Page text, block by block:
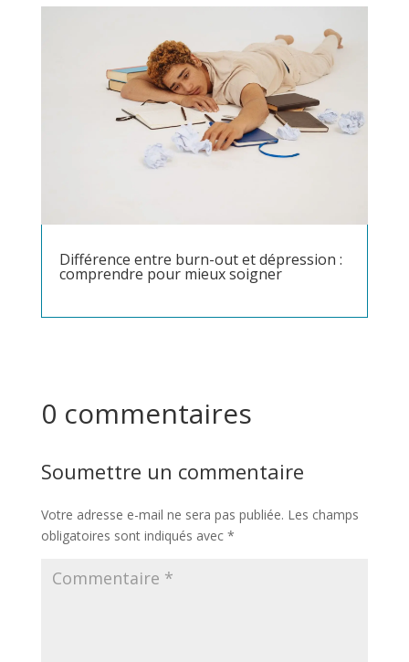
Différence entre burn-out et dépression :
comprendre pour mieux soigner
0 commentaires
Soumettre un commentaire
Votre adresse e-mail ne sera pas publiée. Les champs
obligatoires sont indiqués avec *